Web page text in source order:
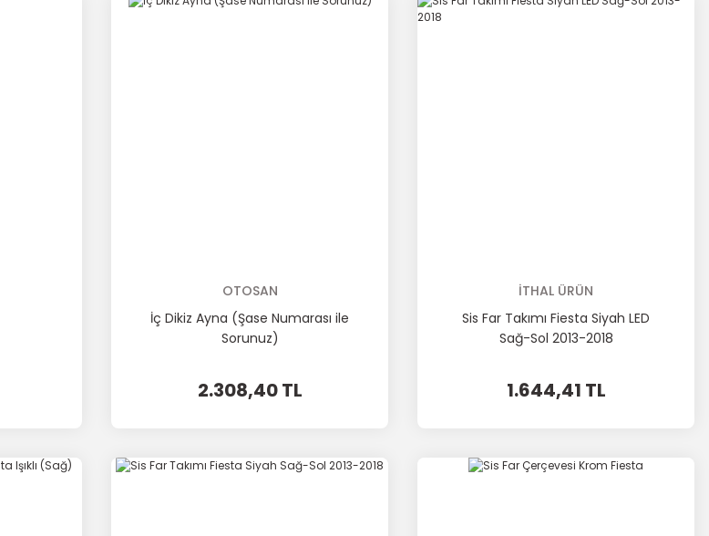
OTOSAN
İç Dikiz Ayna (Şase Numarası ile
Sorunuz)
2.308,40 TL
İTHAL ÜRÜN
Sis Far Takımı Fiesta Siyah LED
Sağ-Sol 2013-2018
1.644,41 TL